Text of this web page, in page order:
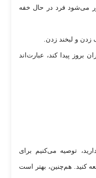
می‌شود فرد در حال خفه
زدن و لبخند زدن.
بروز پیدا کند، عبارت‌اند
توصیه می‌کنیم برای
کنید. هم‌چنین، بهتر است